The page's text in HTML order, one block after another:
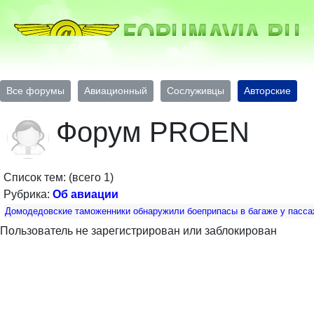
Все форумы Авиационный Сослуживцы Авторские
Форум PROEN
Список тем: (всего 1)
Рубрика: Об авиации
Домодедовские таможенники обнаружили боеприпасы в багаже у
Пользователь не зарегистрирован или заблокирован